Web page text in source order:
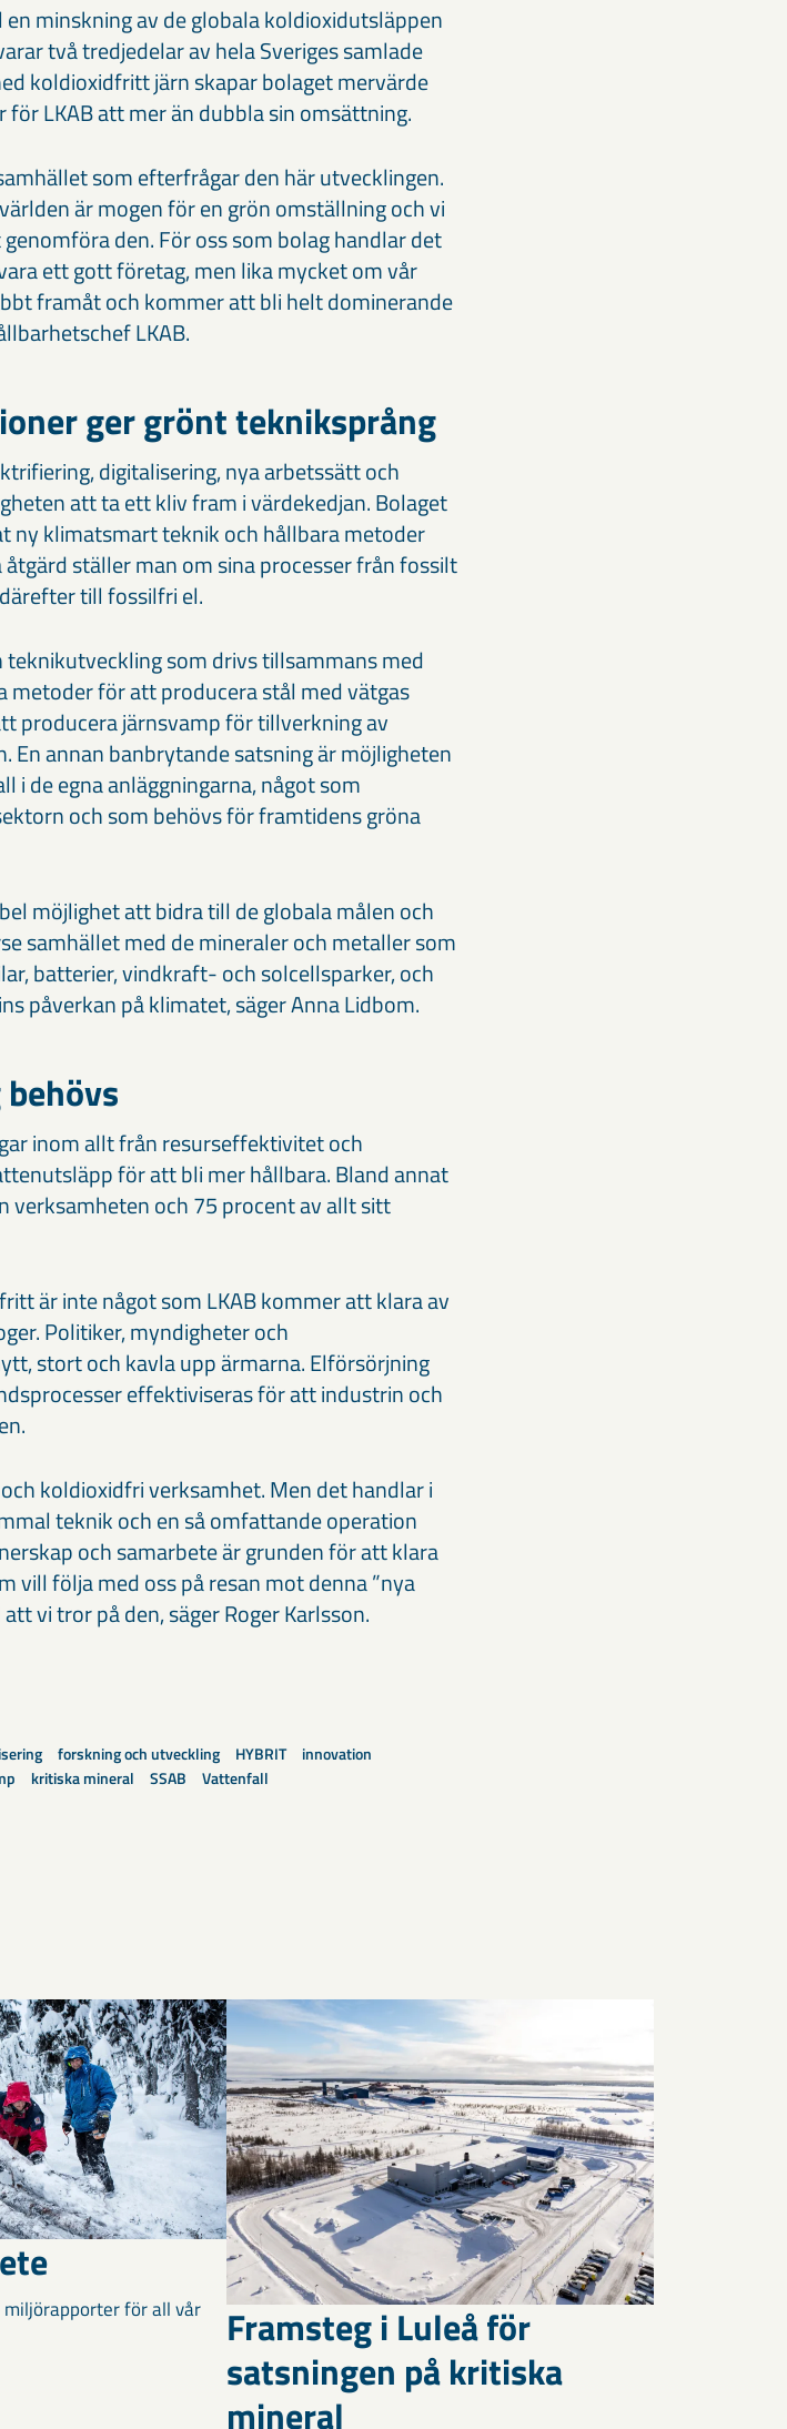
minskning av de globala koldioxidutsläppen
två tredjedelar av hela Sveriges samlade
koldioxidfritt järn skapar bolaget mervärde
LKAB att mer än dubbla sin omsättning.
som efterfrågar den här utvecklingen.
är mogen för en grön omställning och vi
den. För oss som bolag handlar det
ett gott företag, men lika mycket om vår
framåt och kommer att bli helt dominerande
LKAB.
ger grönt tekniksprång
digitalisering, nya arbetssätt och
att ta ett kliv fram i värdekedjan. Bolaget
ny klimatsmart teknik och hållbara metoder
ställer man om sina processer från fossilt
till fossilfri el.
som drivs tillsammans med
metoder för att producera stål med vätgas
producera järnsvamp för tillverkning av
annan banbrytande satsning är möjligheten
de egna anläggningarna, något som
och som behövs för framtidens gröna
möjlighet att bidra till de globala målen och
samhället med de mineraler och metaller som
batterier, vindkraft- och solcellsparker, och
påverkan på klimatet, säger Anna Lidbom.
inom allt från resurseffektivitet och
för att bli mer hållbara. Bland annat
och 75 procent av allt sitt
är inte något som LKAB kommer att klara av
Politiker, myndigheter och
stort och kavla upp ärmarna. Elförsörjning
effektiviseras för att industrin och
koldioxidfri verksamhet. Men det handlar i
teknik och en så omfattande operation
och samarbete är grunden för att klara
vill följa med oss på resan mot denna ”nya
vi tror på den, säger Roger Karlsson.
forskning och utveckling HYBRIT
innovation
kritiska mineral SSAB Vattenfall
för all vår
Framsteg i Luleå för
satsningen på kritiska
mineral